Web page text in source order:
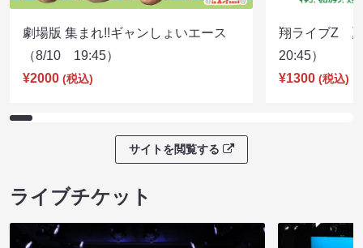
劇場版 集まれ!!ギャンしょいエース
（8/10 19:45）
¥2000 (税込)
翔ライブZ
20:45）
¥1300 (税込)
サイトを閲覧する
ライブチケット